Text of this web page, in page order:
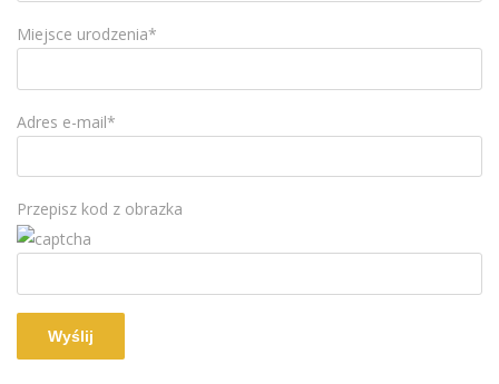
Miejsce urodzenia*
Adres e-mail*
Przepisz kod z obrazka